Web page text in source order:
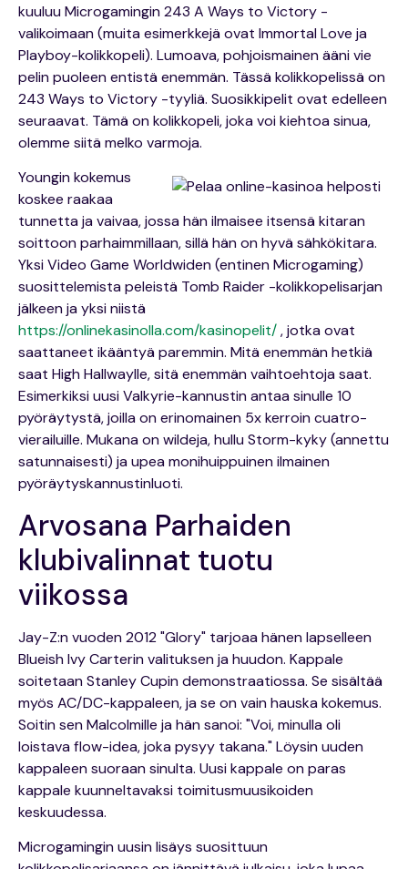
kuuluu Microgamingin 243 A Ways to Victory -
valikoimaan (muita esimerkkejä ovat Immortal Love ja
Playboy-kolikkopeli). Lumoava, pohjoismainen ääni vie
pelin puoleen entistä enemmän. Tässä kolikkopelissä on
243 Ways to Victory -tyyliä. Suosikkipelit ovat edelleen
seuraavat. Tämä on kolikkopeli, joka voi kiehtoa sinua,
olemme siitä melko varmoja.
Youngin kokemus
koskee raakaa
tunnetta ja vaivaa, jossa hän ilmaisee itsensä kitaran
soittoon parhaimmillaan, sillä hän on hyvä sähkökitara.
Yksi Video Game Worldwiden (entinen Microgaming)
suosittelemista peleistä Tomb Raider -kolikkopelisarjan
jälkeen ja yksi niistä
https://onlinekasinolla.com/kasinopelit/, jotka ovat
saattaneet ikääntyä paremmin. Mitä enemmän hetkiä
saat High Hallwaylle, sitä enemmän vaihtoehtoja saat.
Esimerkiksi uusi Valkyrie-kannustin antaa sinulle 10
pyöräytystä, joilla on erinomainen 5x kerroin cuatro-
vierailuille. Mukana on wildeja, hullu Storm-kyky (annettu
satunnaisesti) ja upea monihuippuinen ilmainen
pyöräytyskannustinluoti.
Arvosana Parhaiden
klubivalinnat tuotu
viikossa
Jay-Z:n vuoden 2012 "Glory" tarjoaa hänen lapselleen
Blueish Ivy Carterin valituksen ja huudon. Kappale
soitetaan Stanley Cupin demonstraatiossa. Se sisältää
myös AC/DC-kappaleen, ja se on vain hauska kokemus.
Soitin sen Malcolmille ja hän sanoi: "Voi, minulla oli
loistava flow-idea, joka pysyy takana." Löysin uuden
kappaleen suoraan sinulta. Uusi kappale on paras
kappale kuunneltavaksi toimitusmuusikoiden
keskuudessa.
Microgamingin uusin lisäys suosittuun